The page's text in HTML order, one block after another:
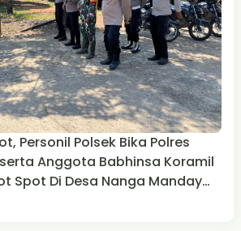
Personil Polsek Bika Polres
Anggota Babhinsa Koramil
Spot Di Desa Nanga Manday
Kapuas Hulu